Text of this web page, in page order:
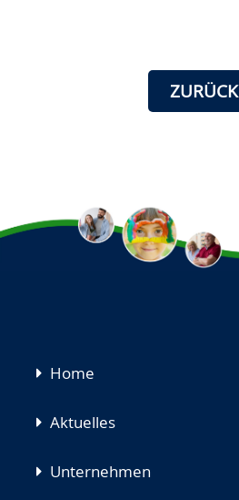
ZURÜCK
Navigation
Home
Aktuelles
Unternehmen